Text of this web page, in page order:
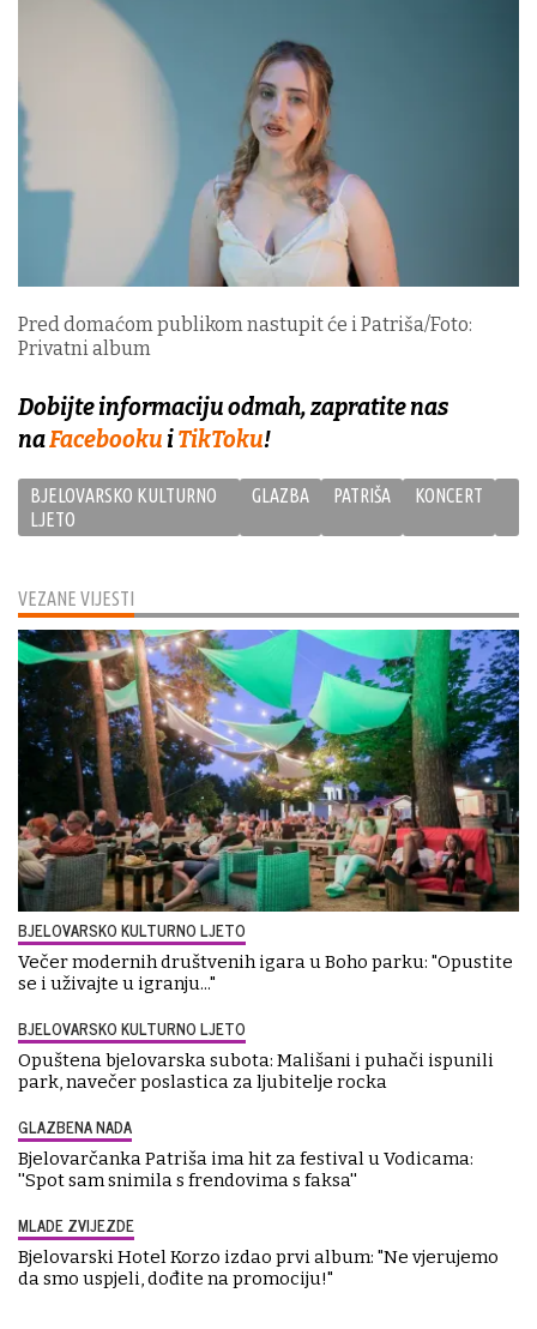
VEZANE VIJESTI
BJELOVARSKO KULTURNO LJETO
Večer modernih društvenih igara u Boho parku: "Opustite
se i uživajte u igranju..."
BJELOVARSKO KULTURNO LJETO
Opuštena bjelovarska subota: Mališani i puhači ispunili
park, navečer poslastica za ljubitelje rocka
GLAZBENA NADA
Bjelovarčanka Patriša ima hit za festival u Vodicama:
''Spot sam snimila s frendovima s faksa''
MLADE ZVIJEZDE
Bjelovarski Hotel Korzo izdao prvi album: "Ne vjerujemo
da smo uspjeli, dođite na promociju!"
Pred domaćom publikom nastupit će i Patriša/Foto:
Privatni album
Dobijte informaciju odmah, zapratite nas
naFacebookuiTikToku!
BJELOVARSKO KULTURNO
LJETO
GLAZBA PATRIŠA KONCERT